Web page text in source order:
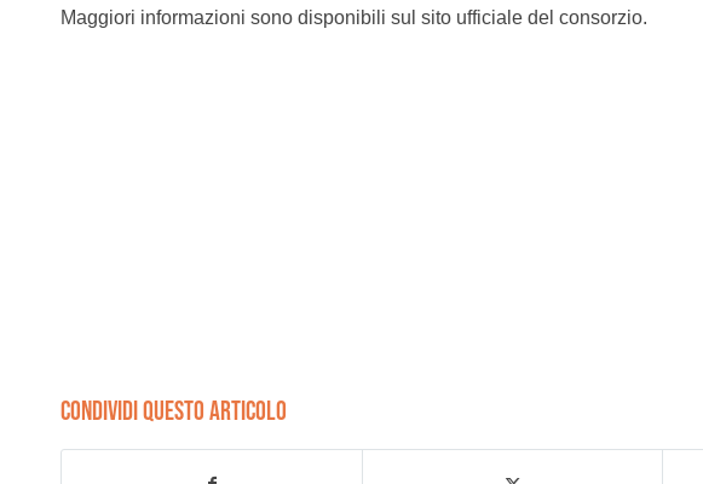
Maggiori informazioni sono disponibili sul sito ufficiale del consorzio.
CONDIVIDI QUESTO ARTICOLO